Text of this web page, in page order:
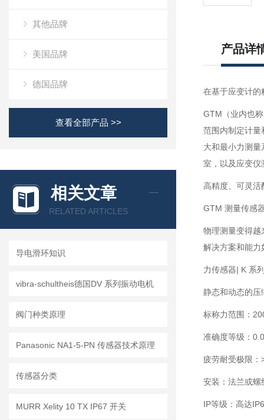
其他品牌
美国品牌
德国品牌
查看全部产品 >>
相关文章
RELATED ARTICLES
导电滑环知识
vibra-schultheis德国DV 系列振动电机
阀门种类原理
Panasonic NA1-5-PN 传感器技术原理
传感器分类
MURR Xelity 10 TX IP67 开关
产品详
在基于应变计的
GTM（业内也
范围内制定计量
大和最小力测
室，以及应变仪
高精度、可灵活
GTM 测量传感
物理测量变得越
解决方案和能力
力传感器| K 系
静态和动态的压
标称力范围：
准确度等级：
疲劳耐受极限：
安装：法兰或螺
IP等级：高达